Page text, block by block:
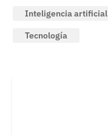
Inteligencia artificial
Tecnología